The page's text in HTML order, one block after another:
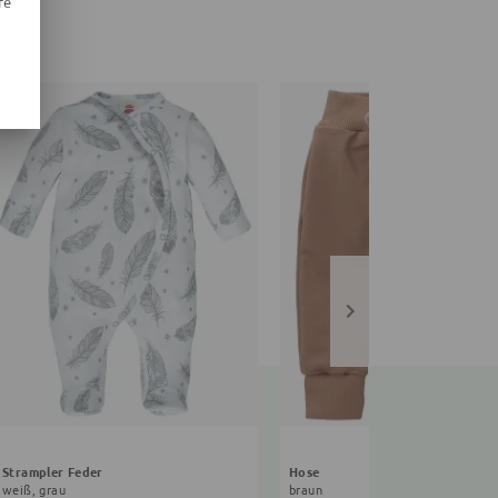
Strampler Feder
weiß, grau
Hose
braun